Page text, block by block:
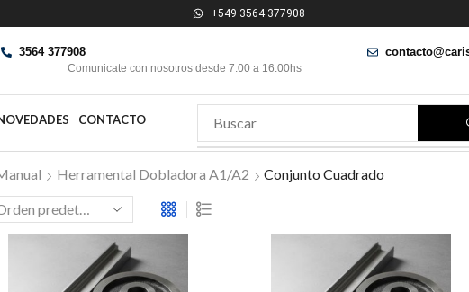
+549 3564 377908
3564 377908
Comunicate con nosotros desde 7:00 a 16:00hs
CONTACTO
Herramental Dobladora A1/A2 Conjunto Cuadrado